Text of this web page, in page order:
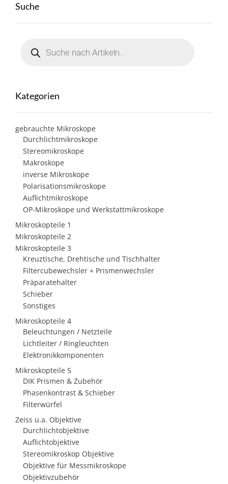
Suche
search
Kategorien
gebrauchte Mikroskope
Durchlichtmikroskope
Stereomikroskope
Makroskope
inverse Mikroskope
Polarisationsmikroskope
Auflichtmikroskope
OP-Mikroskope und Werkstattmikroskope
Mikroskopteile 1
Mikroskopteile 2
Mikroskopteile 3
Kreuztische, Drehtische und Tischhalter
Filtercubewechsler + Prismenwechsler
Präparatehalter
Schieber
Sonstiges
Mikroskopteile 4
Beleuchtungen / Netzteile
Lichtleiter / Ringleuchten
Elektronikkomponenten
Mikroskopteile 5
DIK Prismen & Zubehör
Phasenkontrast & Schieber
Filterwürfel
Zeiss u.a. Objektive
Durchlichtobjektive
Auflichtobjektive
Stereomikroskop Objektive
Objektive für Messmikroskope
Objektivzubehör